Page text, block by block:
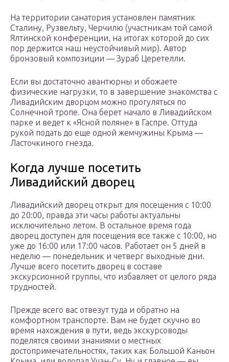
На территории санатория установлен памятник
Сталину, Рузвельту, Черчилю (участникам той самой
Ялтинской конференции, на итогах которой до сих
пор держится наш неустойчивый мир). Автор
бронзовый композиции — Зураб Церетелли.
Если вы достаточно авантюрны и обожаете
физические нагрузки, то в завершение знакомства с
Ливадийским дворцом можно прогуляться по
Солнечной тропе. Она берет начало в Ливадийском
парке и ведет к «Ясной поляне» в Гаспре. Оттуда
рукой подать до еще одной жемчужины Крыма —
Ласточкиного гнезда.
Когда лучше посетить
Ливадийский дворец
Ливадийский дворец открыт для посещения с 10:00
до 20:00, правда эти часы работы актуальны
исключительно летом. В остальное время года
дворец доступен для посещения все также с 10:00, но
уже до 16:00 или 17:00 часов. Работает он 5 дней в
неделю — понедельник и четверг выходные дни.
Лучше всего посетить дворец в составе
экскурсионной группы, что избавляет от целого ряда
трудностей.
Прежде всего вас отвезут туда и обратно на
комфортном транспорте. Вам не будет скучно во
время нахождения в пути, ведь экскурсоводы
поделятся своими знаниями о местных
достопримечательностях, таких как Большой Каньон